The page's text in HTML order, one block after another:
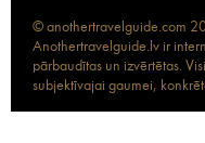
© anothertravelguide.com
Anothertravelguide.lv ir
pārbaudītas un izvērtētas.
subjektīvajai gaumei,